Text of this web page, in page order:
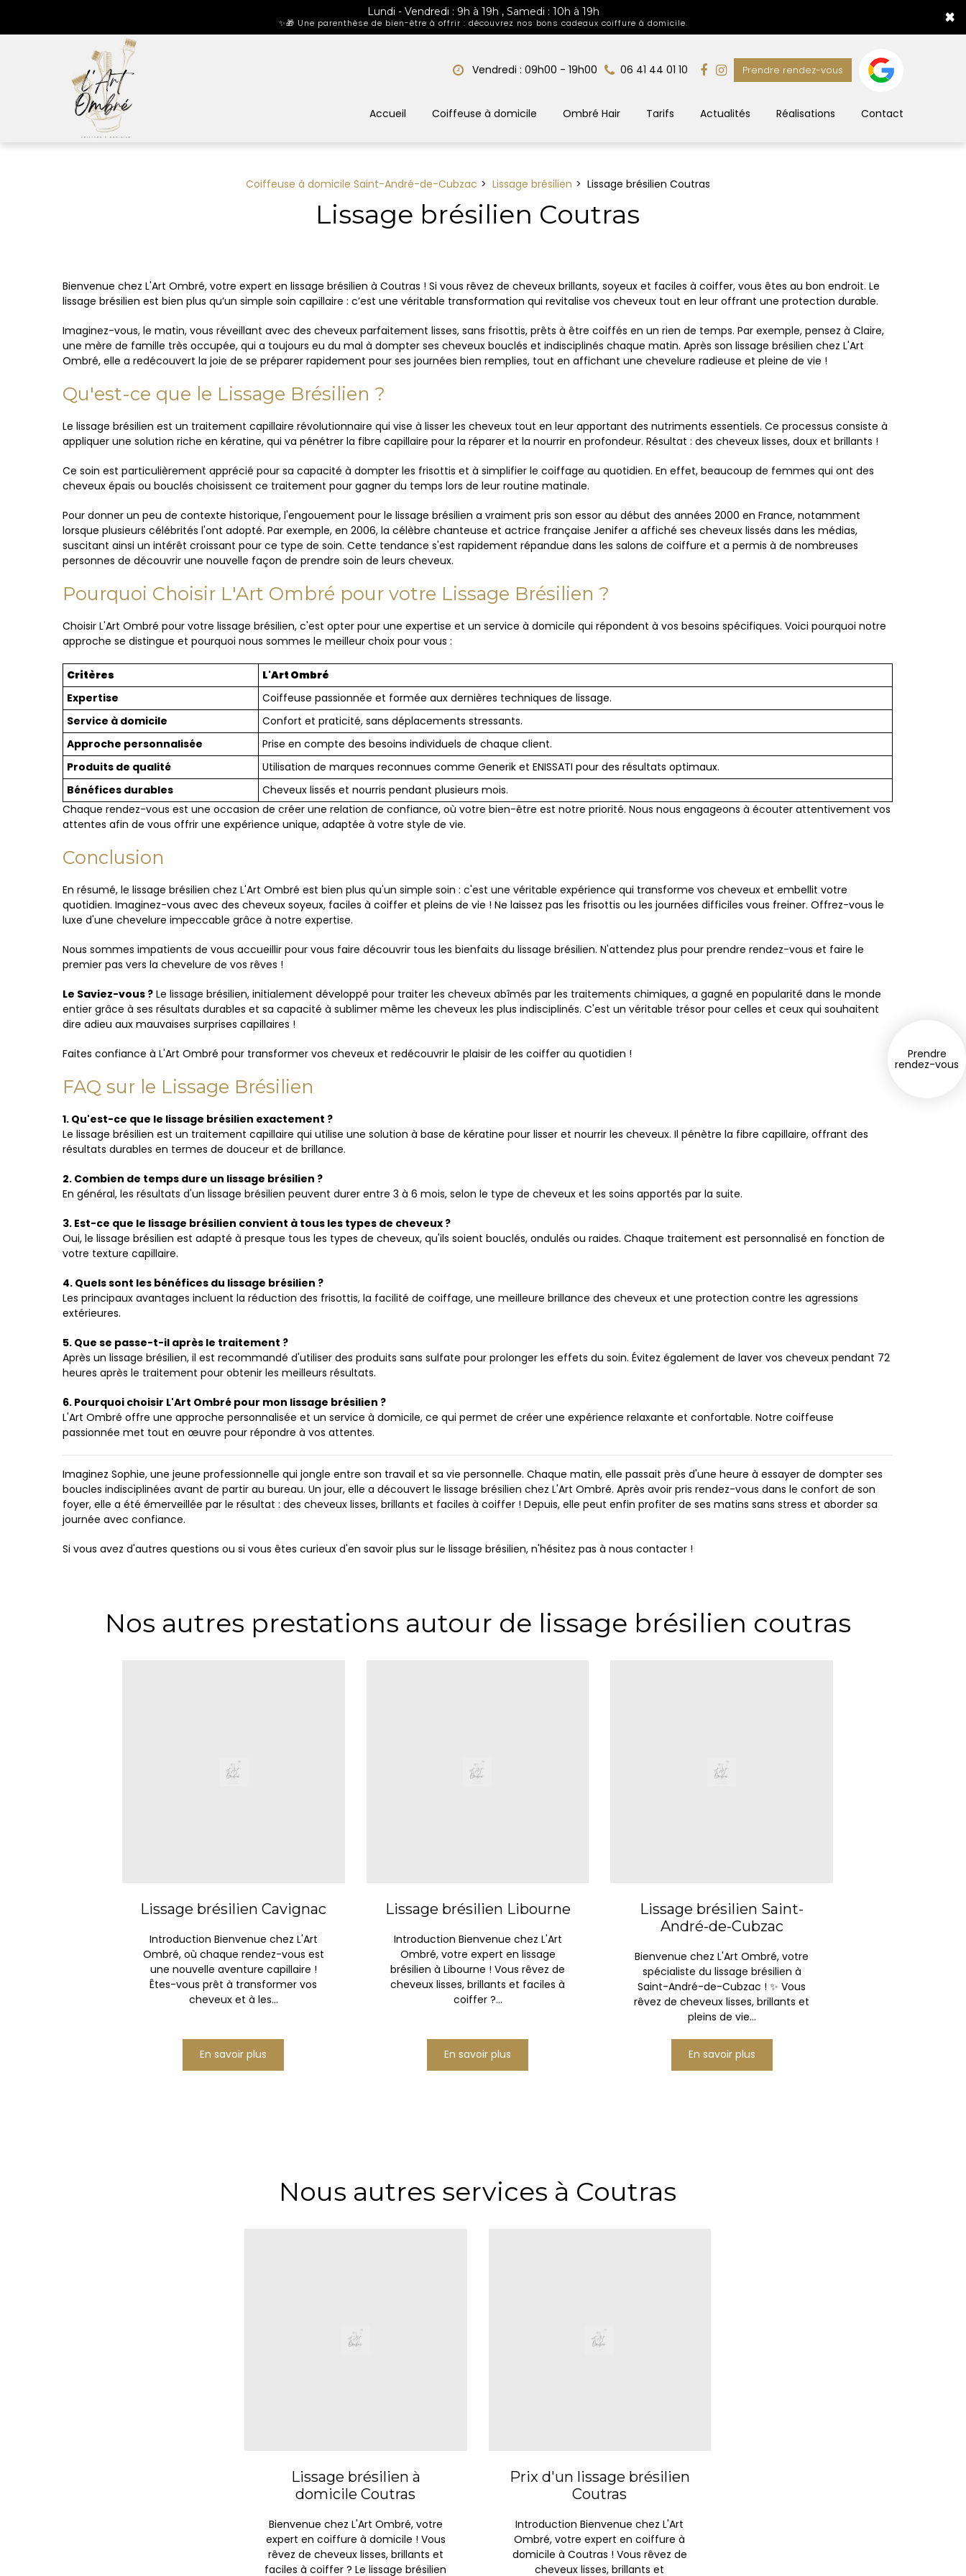
Lundi - Vendredi : 9h à 19h , Samedi : 10h à 19h
✨🎁 Une parenthèse de bien-être à offrir : découvrez nos bons cadeaux coiffure à domicile. ×
Vendredi : 09h00 - 19h00 06 41 44 01 10 Prendre rendez-vous
Accueil Coiffeuse à domicile Ombré Hair Tarifs Actualités Réalisations Contact
Coiffeuse à domicile Saint-André-de-Cubzac Lissage brésilien Lissage brésilien Coutras
Lissage brésilien Coutras
Bienvenue chez L'Art Ombré, votre expert en lissage brésilien à Coutras ! Si vous rêvez de cheveux brillants, soyeux et faciles à coiffer, vous êtes au bon endroit. Le
lissage brésilien est bien plus qu’un simple soin capillaire : c’est une véritable transformation qui revitalise vos cheveux tout en leur offrant une protection durable.
Imaginez-vous, le matin, vous réveillant avec des cheveux parfaitement lisses, sans frisottis, prêts à être coiffés en un rien de temps. Par exemple, pensez à Claire,
une mère de famille très occupée, qui a toujours eu du mal à dompter ses cheveux bouclés et indisciplinés chaque matin. Après son lissage brésilien chez L'Art
Ombré, elle a redécouvert la joie de se préparer rapidement pour ses journées bien remplies, tout en affichant une chevelure radieuse et pleine de vie !
Qu'est-ce que le Lissage Brésilien ?
Le lissage brésilien est un traitement capillaire révolutionnaire qui vise à lisser les cheveux tout en leur apportant des nutriments essentiels. Ce processus consiste à
appliquer une solution riche en kératine, qui va pénétrer la fibre capillaire pour la réparer et la nourrir en profondeur. Résultat : des cheveux lisses, doux et brillants !
Ce soin est particulièrement apprécié pour sa capacité à dompter les frisottis et à simplifier le coiffage au quotidien. En effet, beaucoup de femmes qui ont des
cheveux épais ou bouclés choisissent ce traitement pour gagner du temps lors de leur routine matinale.
Pour donner un peu de contexte historique, l'engouement pour le lissage brésilien a vraiment pris son essor au début des années 2000 en France, notamment
lorsque plusieurs célébrités l'ont adopté. Par exemple, en 2006, la célèbre chanteuse et actrice française Jenifer a affiché ses cheveux lissés dans les médias,
suscitant ainsi un intérêt croissant pour ce type de soin. Cette tendance s'est rapidement répandue dans les salons de coiffure et a permis à de nombreuses
personnes de découvrir une nouvelle façon de prendre soin de leurs cheveux.
Pourquoi Choisir L'Art Ombré pour votre Lissage Brésilien ?
Choisir L'Art Ombré pour votre lissage brésilien, c'est opter pour une expertise et un service à domicile qui répondent à vos besoins spécifiques. Voici pourquoi notre
approche se distingue et pourquoi nous sommes le meilleur choix pour vous :
Critères
L'Art Ombré
Expertise
Coiffeuse passionnée et formée aux dernières techniques de lissage.
Service à domicile
Confort et praticité, sans déplacements stressants.
Approche personnalisée
Prise en compte des besoins individuels de chaque client.
Produits de qualité
Utilisation de marques reconnues comme Generik et ENISSATI pour des résultats optimaux.
Bénéfices durables
Cheveux lissés et nourris pendant plusieurs mois.
Chaque rendez-vous est une occasion de créer une relation de confiance, où votre bien-être est notre priorité. Nous nous engageons à écouter attentivement vos
attentes afin de vous offrir une expérience unique, adaptée à votre style de vie.
Conclusion
En résumé, le lissage brésilien chez L'Art Ombré est bien plus qu'un simple soin : c'est une véritable expérience qui transforme vos cheveux et embellit votre
quotidien. Imaginez-vous avec des cheveux soyeux, faciles à coiffer et pleins de vie ! Ne laissez pas les frisottis ou les journées difficiles vous freiner. Offrez-vous le
luxe d'une chevelure impeccable grâce à notre expertise.
Nous sommes impatients de vous accueillir pour vous faire découvrir tous les bienfaits du lissage brésilien. N'attendez plus pour prendre rendez-vous et faire le
premier pas vers la chevelure de vos rêves !
Le Saviez-vous ? Le lissage brésilien, initialement développé pour traiter les cheveux abîmés par les traitements chimiques, a gagné en popularité dans le monde
entier grâce à ses résultats durables et sa capacité à sublimer même les cheveux les plus indisciplinés. C'est un véritable trésor pour celles et ceux qui souhaitent
dire adieu aux mauvaises surprises capillaires !
Faites confiance à L'Art Ombré pour transformer vos cheveux et redécouvrir le plaisir de les coiffer au quotidien !
FAQ sur le Lissage Brésilien
1. Qu'est-ce que le lissage brésilien exactement ?
Le lissage brésilien est un traitement capillaire qui utilise une solution à base de kératine pour lisser et nourrir les cheveux. Il pénètre la fibre capillaire, offrant des
résultats durables en termes de douceur et de brillance.
2. Combien de temps dure un lissage brésilien ?
En général, les résultats d'un lissage brésilien peuvent durer entre 3 à 6 mois, selon le type de cheveux et les soins apportés par la suite.
3. Est-ce que le lissage brésilien convient à tous les types de cheveux ?
Oui, le lissage brésilien est adapté à presque tous les types de cheveux, qu'ils soient bouclés, ondulés ou raides. Chaque traitement est personnalisé en fonction de
votre texture capillaire.
4. Quels sont les bénéfices du lissage brésilien ?
Les principaux avantages incluent la réduction des frisottis, la facilité de coiffage, une meilleure brillance des cheveux et une protection contre les agressions
extérieures.
5. Que se passe-t-il après le traitement ?
Après un lissage brésilien, il est recommandé d'utiliser des produits sans sulfate pour prolonger les effets du soin. Évitez également de laver vos cheveux pendant 72
heures après le traitement pour obtenir les meilleurs résultats.
6. Pourquoi choisir L'Art Ombré pour mon lissage brésilien ?
L'Art Ombré offre une approche personnalisée et un service à domicile, ce qui permet de créer une expérience relaxante et confortable. Notre coiffeuse
passionnée met tout en œuvre pour répondre à vos attentes.
Imaginez Sophie, une jeune professionnelle qui jongle entre son travail et sa vie personnelle. Chaque matin, elle passait près d'une heure à essayer de dompter ses
boucles indisciplinées avant de partir au bureau. Un jour, elle a découvert le lissage brésilien chez L'Art Ombré. Après avoir pris rendez-vous dans le confort de son
foyer, elle a été émerveillée par le résultat : des cheveux lisses, brillants et faciles à coiffer ! Depuis, elle peut enfin profiter de ses matins sans stress et aborder sa
journée avec confiance.
Si vous avez d'autres questions ou si vous êtes curieux d'en savoir plus sur le lissage brésilien, n'hésitez pas à nous contacter !
Nos autres prestations autour de lissage brésilien coutras
Lissage brésilien Cavignac
Introduction Bienvenue chez L'Art
Ombré, où chaque rendez-vous est
une nouvelle aventure capillaire !
Êtes-vous prêt à transformer vos
cheveux et à les...
En savoir plus
Lissage brésilien Libourne
Introduction Bienvenue chez L'Art
Ombré, votre expert en lissage
brésilien à Libourne ! Vous rêvez de
cheveux lisses, brillants et faciles à
coiffer ?...
En savoir plus
Lissage brésilien Saint-
André-de-Cubzac
Bienvenue chez L'Art Ombré, votre
spécialiste du lissage brésilien à
Saint-André-de-Cubzac ! ✨ Vous
rêvez de cheveux lisses, brillants et
pleins de vie...
En savoir plus
Nous autres services à Coutras
Lissage brésilien à
domicile Coutras
Bienvenue chez L'Art Ombré, votre
expert en coiffure à domicile ! Vous
rêvez de cheveux lisses, brillants et
faciles à coiffer ? Le lissage brésilien
Prix d'un lissage brésilien
Coutras
Introduction Bienvenue chez L'Art
Ombré, votre expert en coiffure à
domicile à Coutras ! Vous rêvez de
cheveux lisses, brillants et
Prendre
rendez-vous